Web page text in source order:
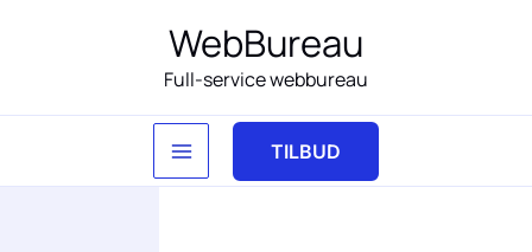
WebBureau
Full-service webbureau
TILBUD